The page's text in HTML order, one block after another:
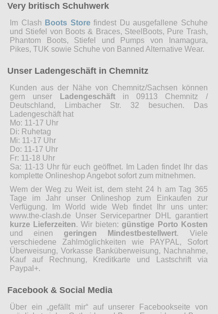
Very britisch Schuhwerk
Im Clash Boots Storefindest Du ausgefallene Schuhe
und Stiefel von Boots & Braces, SteelBoots, Pure Trash,
Phantom Boots, Stiefel und Pumps von Inamagura,
Pikes, TUK sowie Schuhe von Banned Alternative Wear.
Unser Ladengeschäft in Chemnitz
Kunden aus der Nähe von Chemnitz/Sachsen können
gern unser
Ladengeschäftin 09113 Chemnitz /
Deutschland, Limbacher Str. 32 besuchen. Das
Ladengeschäft hat
Mo: 11-17 Uhr
Di: Ruhetag
Mi: 11-17 Uhr
Do: 11-17 Uhr
Fr: 11-18 Uhr
Sa: 11-13 Uhr für euch geöffnet. Im Laden findet Ihr das
komplette Onlineshop Angebot sofort zum mitnehmen.
Wem der Weg zu Weit ist, dem steht 24 h am Tag 365
Tage im Jahr unser Onlineshop zum Einkaufen zur
Verfügung. Im World wide Web findet Ihr uns unter:
www.the-clash.de Unser Servicepartner DHL garantiert
kurze Lieferzeiten. Wir bieten:günstige Porto Kosten
und einengeringen Mindestbestellwert. Viele
verschiedene Zahlmöglichkeiten wie PAYPAL, Sofort
Überweisung, Vorkasse Banküberweisung, Nachnahme,
Kauf auf Rechnung, Kreditkarte und Lastschrift via
Paypal+.
Facebook & Social Media
Über ein „gefällt mir“ auf unserer Facebookseite von